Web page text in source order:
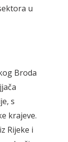
u
Broda
s
krajeve.
Rijeke i